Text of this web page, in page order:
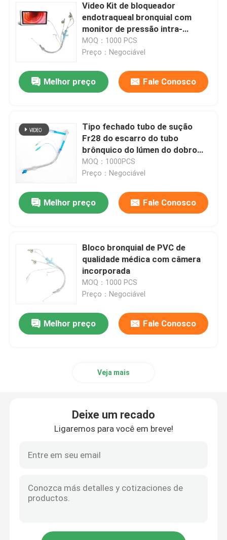
Produtos
Show de RV
Video Kit de bloqueador
endotraqueal bronquial com
monitor de pressão intra-
mancha
MOQ：1000 PCS
Preço：Negociável
Melhor preço Fale Conosco
Tipo fechado tubo de sução
Fr28 do escarro do tubo
brônquico do lúmen do dobro
Fr32 para o infante
MOQ：1000PCS
Preço：Negociável
Melhor preço Fale Conosco
Bloco bronquial de PVC de
qualidade médica com câmera
incorporada
MOQ：1000 PCS
Preço：Negociável
Melhor preço Fale Conosco
Veja mais
Deixe um recado
Ligaremos para você em breve!